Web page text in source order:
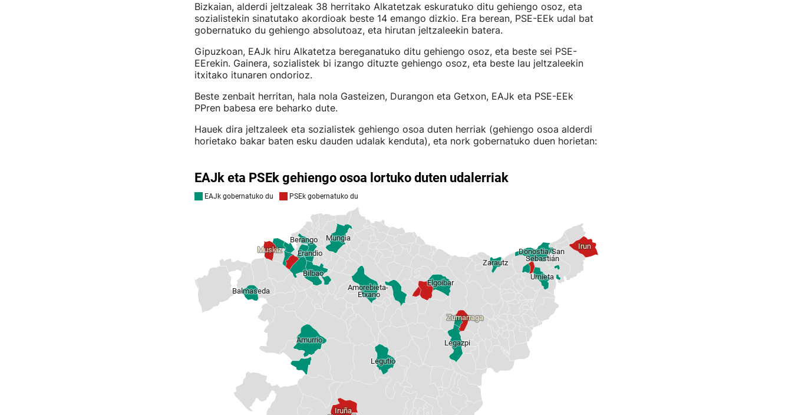
Bizkaian, alderdi jeltzaleak 38 herritako Alkatetzak eskuratuko ditu gehiengo osoz, eta
sozialistekin sinatutako akordioak beste 14 emango dizkio. Era berean, PSE-EEk udal bat
gobernatuko du gehiengo absolutoaz, eta hirutan jeltzaleekin batera.
Gipuzkoan, EAJk hiru Alkatetza bereganatuko ditu gehiengo osoz, eta beste sei PSE-
EErekin. Gainera, sozialistek bi izango dituzte gehiengo osoz, eta beste lau jeltzaleekin
itxitako itunaren ondorioz.
Beste zenbait herritan, hala nola Gasteizen, Durangon eta Getxon, EAJk eta PSE-EEk
PPren babesa ere beharko dute.
Hauek dira jeltzaleek eta sozialistek gehiengo osoa duten herriak (gehiengo osoa alderdi
horietako bakar baten esku dauden udalak kenduta), eta nork gobernatuko duen horietan: